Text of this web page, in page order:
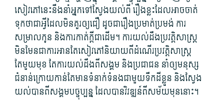
សៀវភៅ​នេះ​នឹង​នាំ​អ្នក​ទៅ​ស្វែងយល់​ពី រឿង​ខ្លះ​ដែល​អាច​ចាត់
ទុកថា​ជា​អ្វី​ដែល​មិន​គួរឲ្យ​ជឿ ដូច​ជា​រឿង​ប្រមាត់​ប្រមង់ ការ​
សម្រាលកូន និង​ការ​កាត់ក្ដី​ជាដើម។ ការយល់​ដឹង​ប្រវត្តិសាស្ត្រ
មិនមែន​ជា​ការ​អាន​តែ​សៀវភៅ​និយាយ​ពី​ដំណើរ​ប្រវត្តិសាស្ត្រ​
តែមួយមុខ តែ​ការយល់​ដឹងពី​សង្គម និង​ប្រជាជន នាំឲ្យ​មនុស្ស​
ជំនាន់​ក្រោយ​កាន់តែ​មាន​ទំនាក់ទំនង​ជាមួយ​ទឹកដី​ខ្លួន និង​ស្វែង
យល់​បាន​ពីសង្គម​បច្ចុប្បន្ន ដែល​បាន​វិវឌ្ឍន៍​ពី​សម័យ​មុន​នោះ។